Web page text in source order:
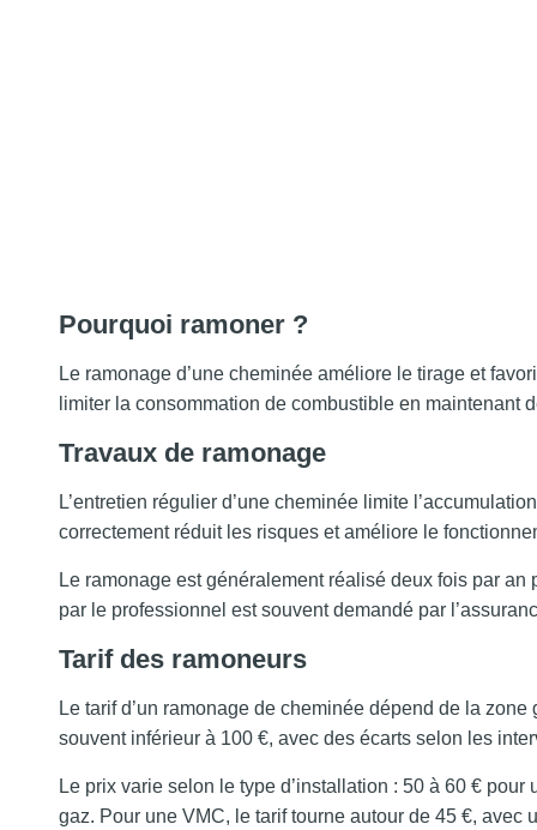
Pourquoi ramoner ?
Le ramonage d’une cheminée améliore le tirage et
limiter la consommation de combustible en maintenant
Travaux de ramonage
L’entretien régulier d’une cheminée limite
correctement réduit les risques et améliore le
Le ramonage est généralement réalisé deux fois par
par le professionnel est souvent demandé par
Tarif des ramoneurs
Le tarif d’un ramonage de cheminée dépend de la
souvent inférieur à 100 €, avec des écarts selon les
Le prix varie selon le type d’installation : 50 à 60 €
gaz. Pour une VMC, le tarif tourne autour de 45 €, avec